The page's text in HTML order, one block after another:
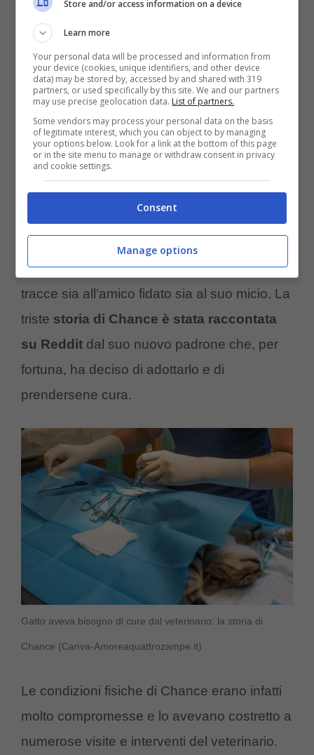
per non pagare il
veterinario: un inatteso lieto
fine
Dopo essere stato mandato via da casa dai
genitori, il padrone di Chance si è impegnato
a trovare una nuova sistemazione per sé e
avrebbe dovuto portare con sé anche il suo
‘amato’ gatto: ma a quanto pare, dopo sei
mesi, ha adottatola tecnica del ghosting
facendo perdere completamente le sue
tracce sia all’amico fidato sia al suo micio. La
triste storia di Chance è stata raccontata
su Reddit dal suo nuovo padrone che, per
fortuna, ha deciso di adottarlo e di
prendersene cura.
Gatto aveva bisogno di cure dal veterinario: la storia di
Chance (Canva-Amoreaquattrozampe.it)
Le condizioni fisiche di Chance erano infatti
molto compromesse e lo avevano costretto a
numerose visite e interventi del veterinario.
Store and/or access information on a device
Learn more
Your personal data will be processed and information from
your device (cookies, unique identifiers, and other device
data) may be stored by, accessed by and shared with 319
partners, or used specifically by this site. We and our partners
may use precise geolocation data. List of partners.
Some vendors may process your personal data on the basis
of legitimate interest, which you can object to by managing
your options below. Look for a link at the bottom of this page
or in the site menu to manage or withdraw consent in privacy
and cookie settings.
Consent
Manage options